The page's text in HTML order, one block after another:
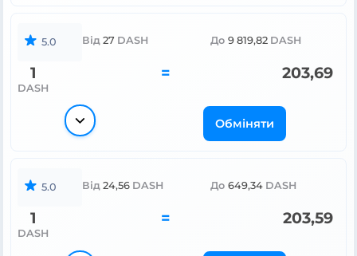
5.0 Від 27 DASH До 9 819,82 DASH
1
DASH
= 203,69
Обміняти
5.0 Від 24,56 DASH До 649,34 DASH
1
DASH
= 203,59